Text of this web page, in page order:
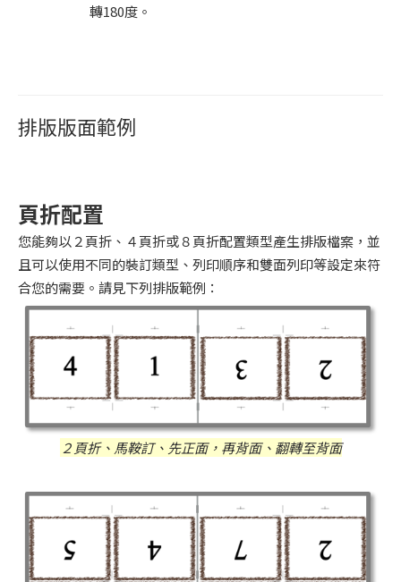
轉180度。
排版版面範例
頁折配置
您能夠以２頁折、４頁折或８頁折配置類型產生排版檔案，並
且可以使用不同的裝訂類型、列印順序和雙面列印等設定來符
合您的需要。請見下列排版範例：
２頁折、馬鞍訂、先正面，再背面、翻轉至背面